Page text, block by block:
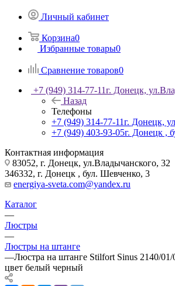
Личный кабинет
Корзина0
Избранные товары0
Сравнение товаров0
+7 (949) 314-77-11г. Донецк,
Назад
Телефоны
+7 (949) 314-77-11г. Донецк,
+7 (949) 403-93-05г. Донецк ,
Контактная информация
83052, г. Донецк, ул.Владычанского, 32
346332, г. Донецк , бул. Шевченко, 3
energiya-sveta.com@yandex.ru
Каталог
—
Люстры
—
Люстры на штанге
—Люстра на штанге Stilfort Sinus 2140/01/
цвет белый черный